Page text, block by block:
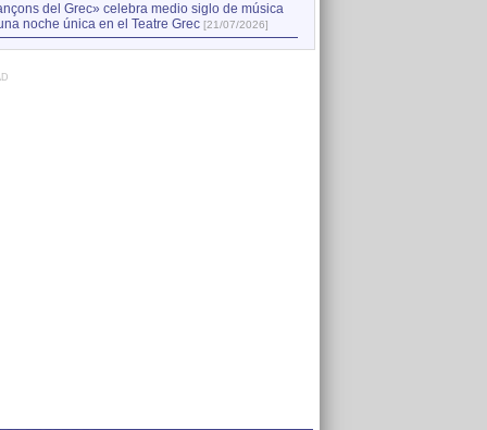
del Grec» celebra medio siglo de música
noche única en el Teatre Grec [21/07/2026]